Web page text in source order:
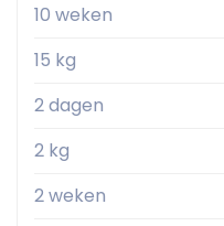
10 weken
15 kg
2 dagen
2 kg
2 weken